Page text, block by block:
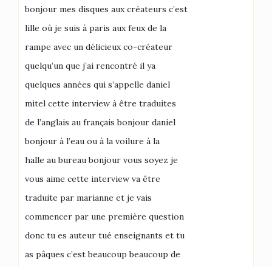
bonjour mes disques aux créateurs c’est
lille où je suis à paris aux feux de la
rampe avec un délicieux co-créateur
quelqu’un que j’ai rencontré il ya
quelques années qui s’appelle daniel
mitel cette interview à être traduites
de l’anglais au français bonjour daniel
bonjour à l’eau ou à la voilure à la
halle au bureau bonjour vous soyez je
vous aime cette interview va être
traduite par marianne et je vais
commencer par une première question
donc tu es auteur tué enseignants et tu
as pâques c’est beaucoup beaucoup de